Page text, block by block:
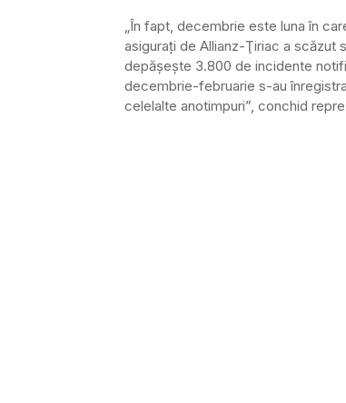
„În fapt, decembrie este luna în
asiguraţi de Allianz-Ţiriac a scăzut
depăşeşte 3.800 de incidente
decembrie-februarie s-au
celelalte anotimpuri”, conchid